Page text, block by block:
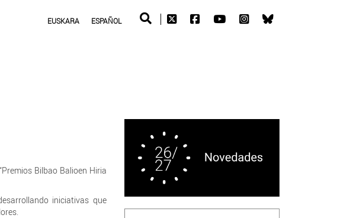
EUSKARA ESPAÑOL
Bilbao Balioen Hiria
iniciativas que